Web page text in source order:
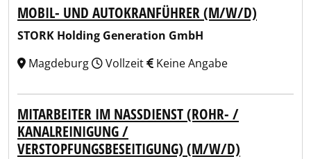
MOBIL- UND AUTOKRANFÜHRER (M/W/D)
STORK Holding Generation GmbH
Magdeburg
Vollzeit Keine Angabe
MITARBEITER IM NASSDIENST (ROHR- /
KANALREINIGUNG /
VERSTOPFUNGSBESEITIGUNG) (M/W/D)